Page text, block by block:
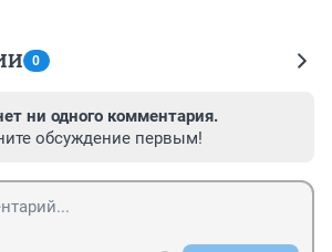
0
ни одного комментария.
обсуждение первым!